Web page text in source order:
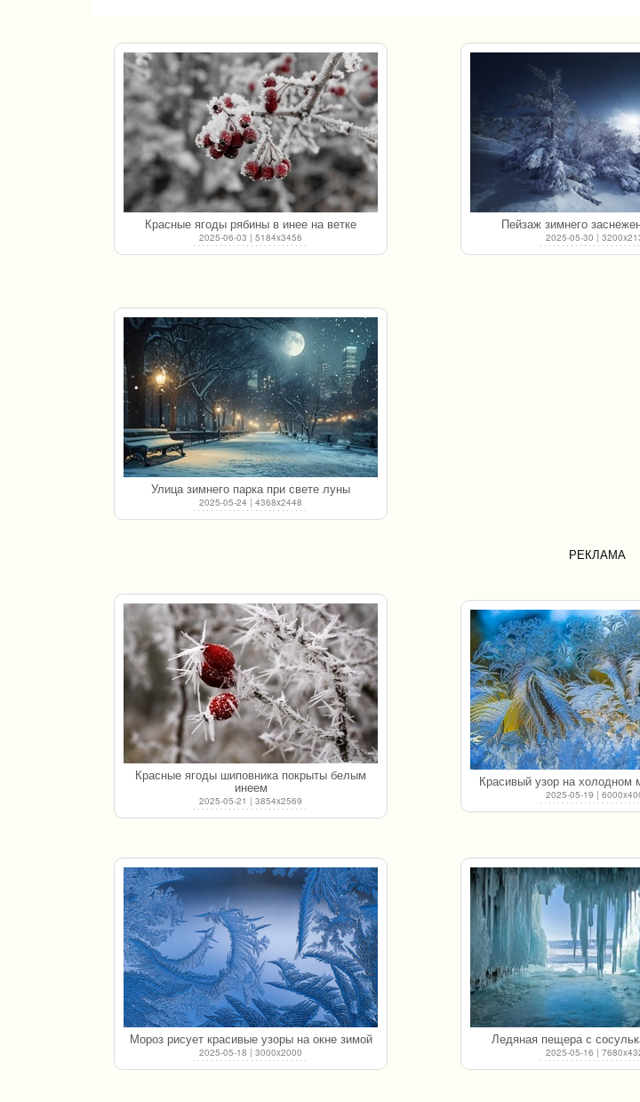
Красные ягоды рябины в инее на ветке
2025-06-03 | 5184x3456
Пейзаж зимнего
2025-05-30 |
Улица зимнего парка при свете луны
2025-05-24 | 4368x2448
РЕКЛАМА
Красные ягоды шиповника покрыты белым
инеем
2025-05-21 | 3854x2569
Красивый узор на холодном
2025-05-19 |
Мороз рисует красивые узоры на окне зимой
2025-05-18 | 3000x2000
Ледяная пещера с
2025-05-16 |